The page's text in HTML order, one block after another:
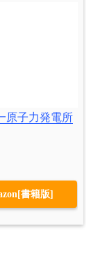
原子力発電所
書籍版]